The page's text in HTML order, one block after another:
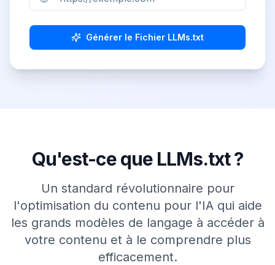
Générer le Fichier LLMs.txt
Qu'est-ce que LLMs.txt ?
Un standard révolutionnaire pour
l'optimisation du contenu pour l'IA qui aide
les grands modèles de langage à accéder à
votre contenu et à le comprendre plus
efficacement.